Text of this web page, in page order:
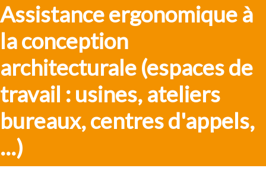
Assistance ergonomique à
la conception
architecturale (espaces de
travail : usines, ateliers
bureaux, centres d'appels,
...)